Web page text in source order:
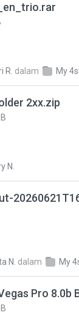
R. dalam My
2xx.zip
N.
N. dalam My